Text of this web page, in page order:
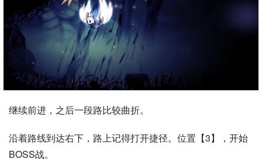
继续前进，之后一段路比较曲折。
沿着路线到达右下，路上记得打开捷径。位置【3】，开始
BOSS战。